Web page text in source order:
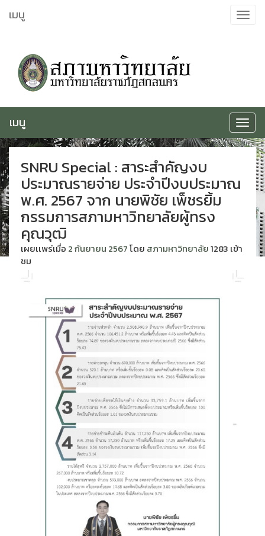
ไป
Toggle
เมนู
Toggle
เมนู
SNRU Special : สาระสำคัญงบ
ประมาณรายจ่าย ประจำปีงบประมาณ
พ.ศ. 2567 จาก นายพิชัย เพ็ชรยิ้ม
กรรมการสภามหาวิทยาลัยผู้ทรง
คุณวุฒิ
เผยเเพร่เมื่อ 2 กันยายน 2567โดย สภามหาวิทยาลัย1283 เข้า
ชม